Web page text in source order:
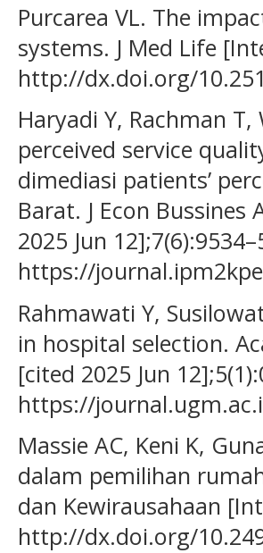
Purcarea VL. The
systems. J Med Life
http://dx.doi.org/
Haryadi Y, Rachman
perceived service
dimediasi patients’
Barat. J Econ
2025 Jun
https://
Rahmawati Y,
in hospital selection.
[cited 2025 Jun
https://
Massie AC, Keni K,
dalam pemilihan
dan Kewirausahaan
http://dx.doi.org/